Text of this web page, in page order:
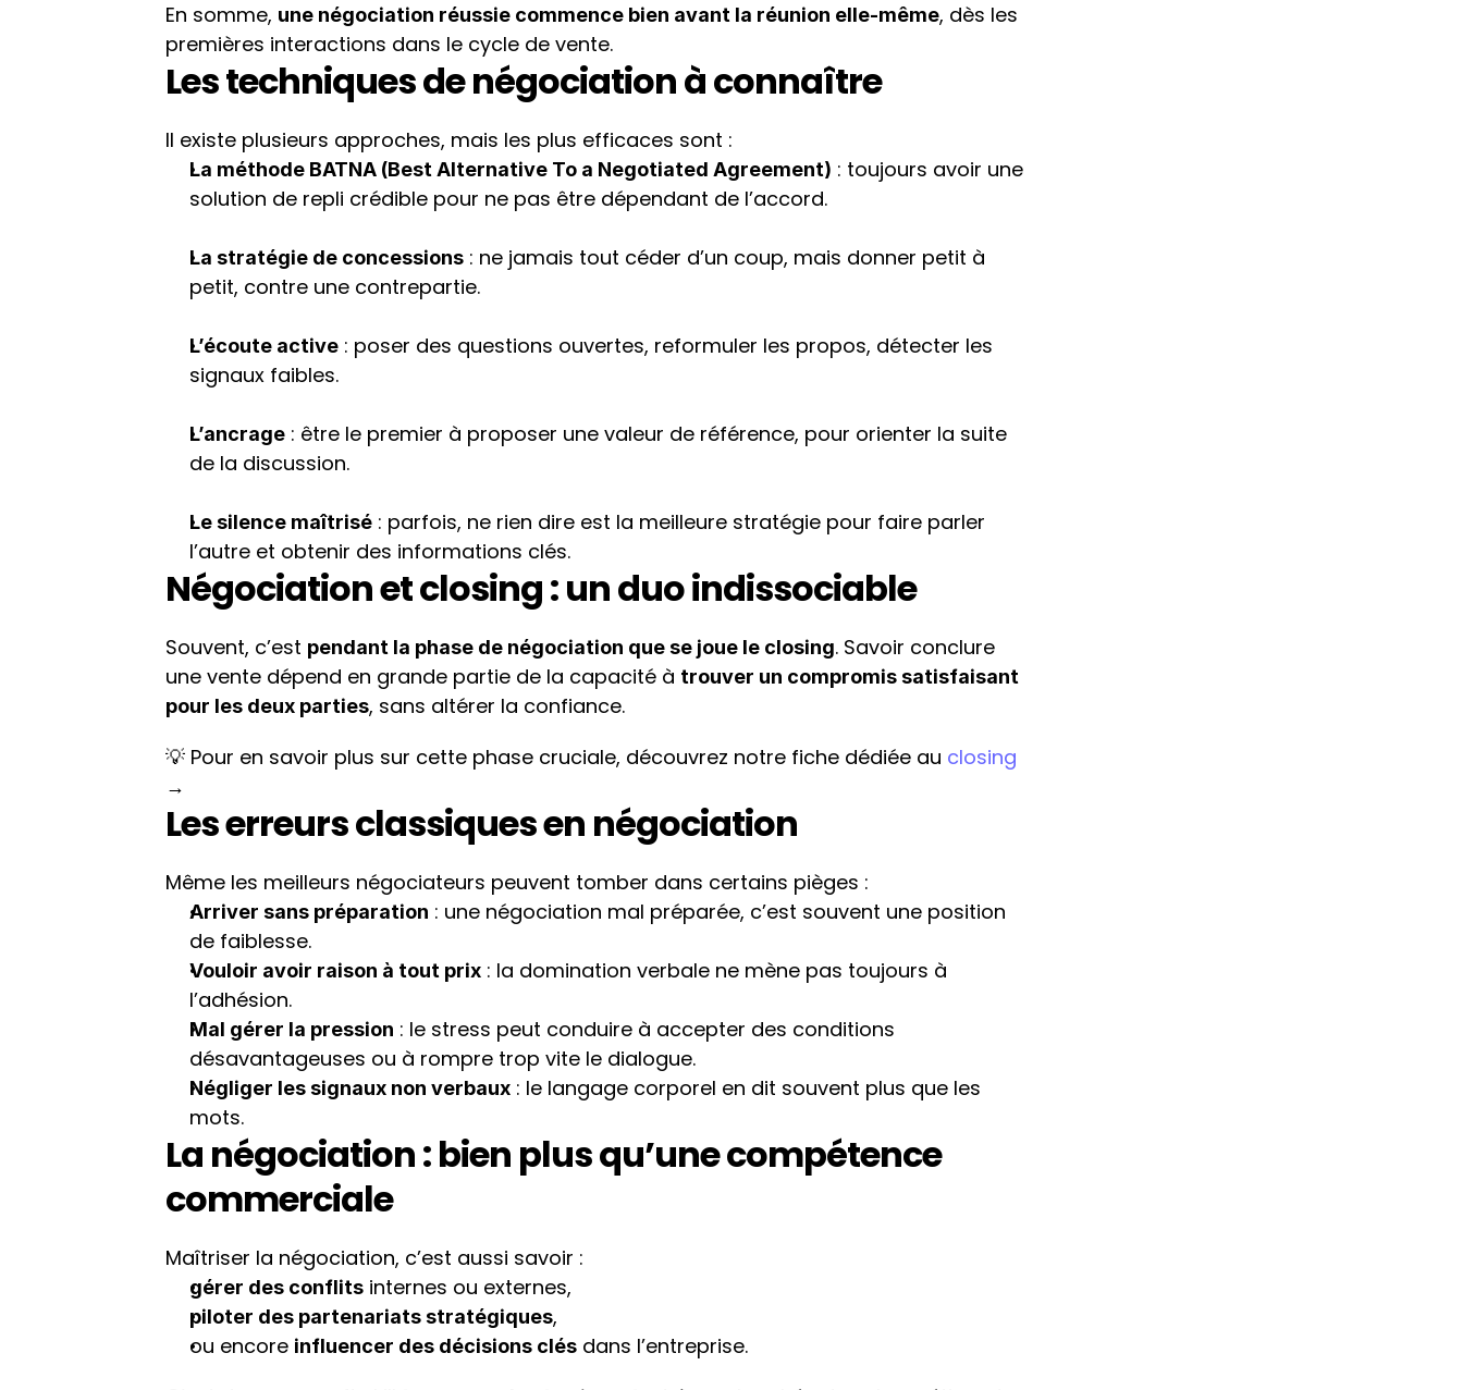
En somme, une négociation réussie commence bien avant la réunion elle-même, dès les
premières interactions dans le cycle de vente.
Les techniques de négociation à connaître
Il existe plusieurs approches, mais les plus efficaces sont :
La méthode BATNA (Best Alternative To a Negotiated Agreement) : toujours avoir une
solution de repli crédible pour ne pas être dépendant de l’accord.
La stratégie de concessions : ne jamais tout céder d’un coup, mais donner petit à
petit, contre une contrepartie.
L’écoute active : poser des questions ouvertes, reformuler les propos, détecter les
signaux faibles.
L’ancrage : être le premier à proposer une valeur de référence, pour orienter la suite
de la discussion.
Le silence maîtrisé : parfois, ne rien dire est la meilleure stratégie pour faire parler
l’autre et obtenir des informations clés.
Négociation et closing : un duo indissociable
Souvent, c’est pendant la phase de négociation que se joue le closing. Savoir conclure
une vente dépend en grande partie de la capacité à trouver un compromis satisfaisant
pour les deux parties, sans altérer la confiance.
💡 Pour en savoir plus sur cette phase cruciale, découvrez notre fiche dédiée au closing
→
Les erreurs classiques en négociation
Même les meilleurs négociateurs peuvent tomber dans certains pièges :
Arriver sans préparation : une négociation mal préparée, c’est souvent une position
de faiblesse.
Vouloir avoir raison à tout prix : la domination verbale ne mène pas toujours à
l’adhésion.
Mal gérer la pression : le stress peut conduire à accepter des conditions
désavantageuses ou à rompre trop vite le dialogue.
Négliger les signaux non verbaux : le langage corporel en dit souvent plus que les
mots.
La négociation : bien plus qu’une compétence
commerciale
Maîtriser la négociation, c’est aussi savoir :
gérer des conflits internes ou externes,
piloter des partenariats stratégiques,
ou encore influencer des décisions clés dans l’entreprise.